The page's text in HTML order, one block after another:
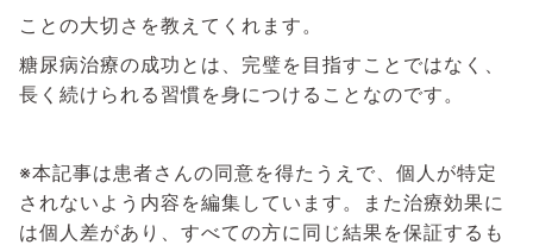
ことの大切さを教えてくれます。
糖尿病治療の成功とは、完璧を目指すことではなく、
長く続けられる習慣を身につけることなのです。
※本記事は患者さんの同意を得たうえで、個人が特定
されないよう内容を編集しています。また治療効果に
は個人差があり、すべての方に同じ結果を保証するも